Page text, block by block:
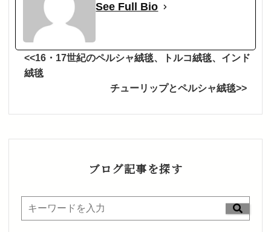
See Full Bio
<<16・17世紀のペルシャ絨毯、トルコ絨毯、インド
絨毯
チューリップとペルシャ絨毯>>
ブログ記事を探す